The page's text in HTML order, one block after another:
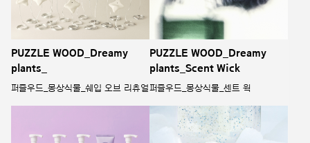
PUZZLE WOOD_Dreamy
plants_
퍼즐우드_몽상식물_쉐입 오브 리츄얼
PUZZLE WOOD_Dreamy
plants_Scent Wick
퍼즐우드_몽상식물_센트 윅